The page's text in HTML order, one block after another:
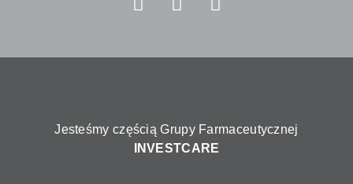
Jesteśmy częścią Grupy Farmaceutycznej
INVESTCARE